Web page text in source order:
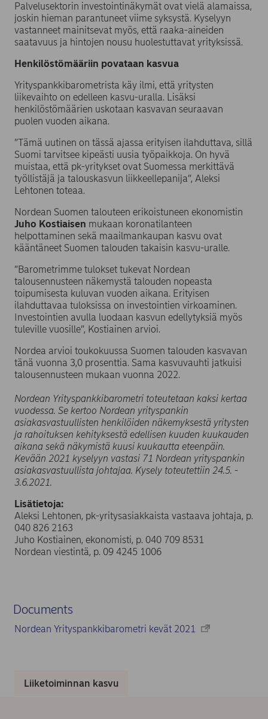
Palvelusektorin investointinäkymät ovat vielä alamaissa,
joskin hieman parantuneet viime syksystä. Kyselyyn
vastanneet mainitsevat myös, että raaka-aineiden
saatavuus ja hintojen nousu huolestuttavat yrityksissä.
Henkilöstömääriin povataan kasvua
Yrityspankkibarometrista käy ilmi, että yritysten
liikevaihto on edelleen kasvu-uralla. Lisäksi
henkilöstömäärien uskotaan kasvavan seuraavan
puolen vuoden aikana.
”Tämä uutinen on tässä ajassa erityisen ilahduttava, sillä
Suomi tarvitsee kipeästi uusia työpaikkoja. On hyvä
muistaa, että pk-yritykset ovat Suomessa merkittävä
työllistäjä ja talouskasvun liikkeellepanija”, Aleksi
Lehtonen toteaa.
Nordean Suomen talouteen erikoistuneen ekonomistin
Juho Kostiaisen mukaan koronatilanteen
helpottaminen sekä maailmankaupan kasvu ovat
kääntäneet Suomen talouden takaisin kasvu-uralle.
”Barometrimme tulokset tukevat Nordean
talousennusteen näkemystä talouden nopeasta
toipumisesta kuluvan vuoden aikana. Erityisen
ilahduttavaa tuloksissa on investointien virkoaminen.
Investointien avulla luodaan kasvun edellytyksiä myös
tuleville vuosille”, Kostiainen arvioi.
Nordea arvioi toukokuussa Suomen talouden kasvavan
tänä vuonna 3,0 prosenttia. Sama kasvuvauhti jatkuisi
talousennusteen mukaan vuonna 2022.
Nordean Yrityspankkibarometri toteutetaan kaksi kertaa
vuodessa. Se kertoo Nordean yrityspankin
asiakasvastuullisten henkilöiden näkemyksestä yritysten
ja rahoituksen kehityksestä edellisen kuuden kuukauden
aikana sekä näkymistä kuusi kuukautta eteenpäin.
Kevään 2021 kyselyyn vastasi 71 Nordean yrityspankin
asiakasvastuullista johtajaa. Kysely toteutettiin 24.5. -
3.6.2021.
Lisätietoja:
Aleksi Lehtonen, pk-yritysasiakkaista vastaava johtaja, p.
040 826 2163
Juho Kostiainen, ekonomisti, p. 040 709 8531
Nordean viestintä, p. 09 4245 1006
Documents
Nordean Yrityspankkibarometri kevät 2021
Liiketoiminnan kasvu